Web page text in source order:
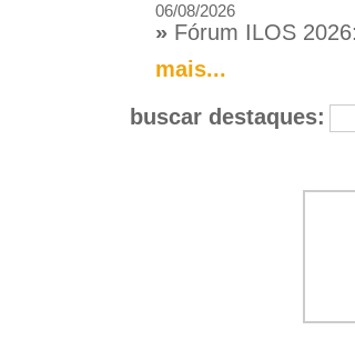
06/08/2026
» Fórum ILOS
mais...
buscar destaques: